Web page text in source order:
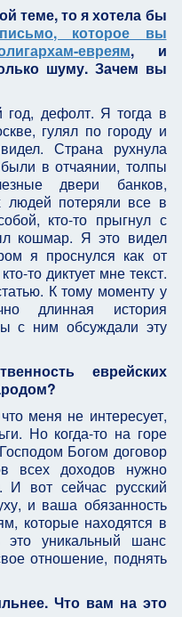
теме, то я хотела бы
которое вы
евреям, и
шуму. Зачем вы
дефолт. Я тогда в
гулял по городу и
Страна рухнула
в отчаянии, толпы
двери банков,
людей потеряли все в
кто-то прыгнул с
кошмар. Я это видел
я проснулся как от
то диктует мне текст.
К тому моменту у
длинная история
с ним обсуждали эту
еврейских
меня не интересует,
Но когда-то на горе
Богом договор
всех доходов нужно
вот сейчас русский
и ваша обязанность
которые находятся в
это уникальный шанс
отношение, поднять
Что вам на это